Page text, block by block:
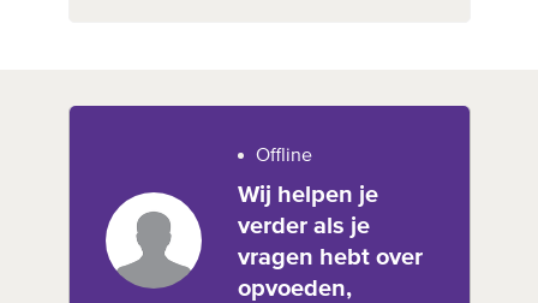
Offline
Wij helpen je
verder als je
vragen hebt over
opvoeden,